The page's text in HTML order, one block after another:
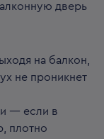
дверь
на балкон,
не проникнет
— если в
плотно